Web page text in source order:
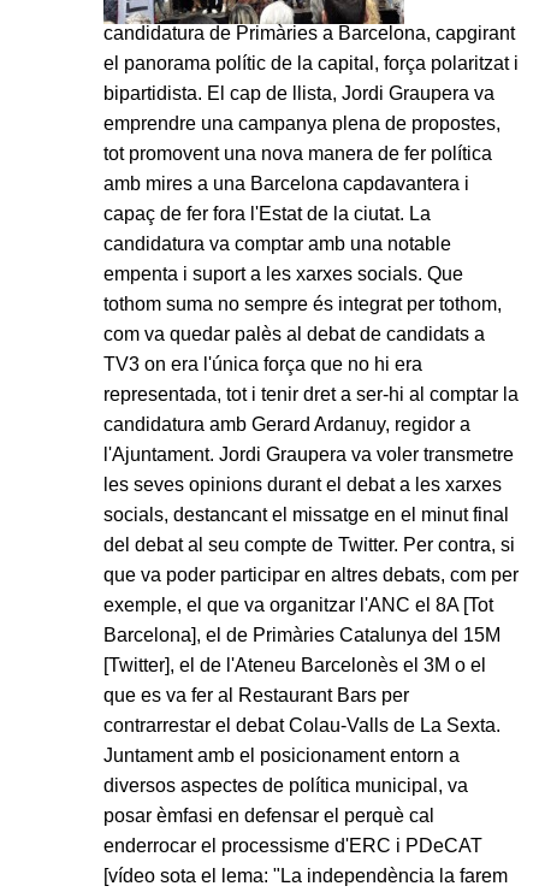
candidatura de Primàries a Barcelona, capgirant
el panorama polític de la capital, força polaritzat i
bipartidista. El cap de llista, Jordi Graupera va
emprendre una campanya plena de propostes,
tot promovent una nova manera de fer política
amb mires a una Barcelona capdavantera i
capaç de fer fora l'Estat de la ciutat. La
candidatura va comptar amb una notable
empenta i suport a les xarxes socials. Que
tothom suma no sempre és integrat per tothom,
com va quedar palès al debat de candidats a
TV3 on era l'única força que no hi era
representada, tot i tenir dret a ser-hi al comptar la
candidatura amb Gerard Ardanuy, regidor a
l'Ajuntament. Jordi Graupera va voler transmetre
les seves opinions durant el debat a les xarxes
socials, destancant el missatge en el minut final
del debat al seu compte de Twitter. Per contra, si
que va poder participar en altres debats, com per
exemple, el que va organitzar l'ANC el 8A [Tot
Barcelona], el de Primàries Catalunya del 15M
[Twitter], el de l'Ateneu Barcelonès el 3M o el
que es va fer al Restaurant Bars per
contrarrestar el debat Colau-Valls de La Sexta.
Juntament amb el posicionament entorn a
diversos aspectes de política municipal, va
posar èmfasi en defensar el perquè cal
enderrocar el processisme d'ERC i PDeCAT
[vídeo sota el lema: "La independència la farem